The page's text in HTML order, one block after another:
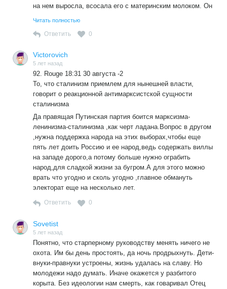
на нем выросла, всосала его с материнским молоком. Он
нигде не пропадет!
Читать полностью
Ответить 0
Victorovich
5 лет назад
92. Rouge 18:31 30 августа -2
То, что сталинизм приемлем для нынешней власти,
говорит о реакционной антимарксистской сущности
сталинизма
Да правящая Путинская партия боится марксизма-
ленинизма-сталинизма ,как черт ладана.Вопрос в другом
,нужна поддержка народа на этих выборах,чтобы еще
пять лет доить Россию и ее народ,ведь содержать виллы
на западе дорого,а потому больше нужно ограбить
народ,для сладкой жизни за бугром.А для этого можно
врать что угодно и сколь угодно ,главное обмануть
электорат еще на несколько лет.
Ответить 0
Sovetist
5 лет назад
Понятно, что старперному руководству менять ничего не
охота. Им бы день простоять, да ночь продрыхнуть. Дети-
внуки-правнуки устроены, жизнь удалась на славу. Но
молодежи надо думать. Иначе окажется у разбитого
корыта. Без идеологии нам смерть, как говаривал Отец